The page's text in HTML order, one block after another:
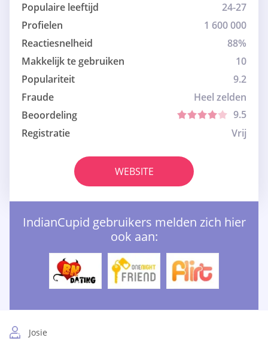
Populaire leeftijd
24-27
Profielen
1 600 000
Reactiesnelheid
88%
Makkelijk te gebruiken
10
Populariteit
9.2
Fraude
Heel zelden
Beoordeling
9.5
Registratie
Vrij
WEBSITE
IndianCupid gebruikers melden zich hier
ook aan:
Josie